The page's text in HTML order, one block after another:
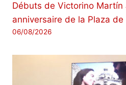
Débuts de Victorino Martín
anniversaire de la Plaza de
06/08/2026